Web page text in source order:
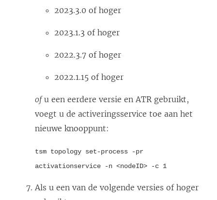
2023.3.0 of hoger
2023.1.3 of hoger
2022.3.7 of hoger
2022.1.15 of hoger
ofu een eerdere versie en ATR gebruikt,
voegt u de activeringsservice toe aan het
nieuwe knooppunt:
tsm topology set-process -pr
activationservice -n <nodeID> -c 1
Als u een van de volgende versies of hoger